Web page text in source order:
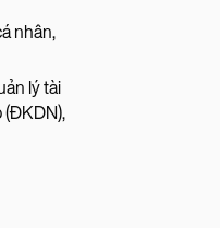
nhân,
lý tài
(ĐKDN),